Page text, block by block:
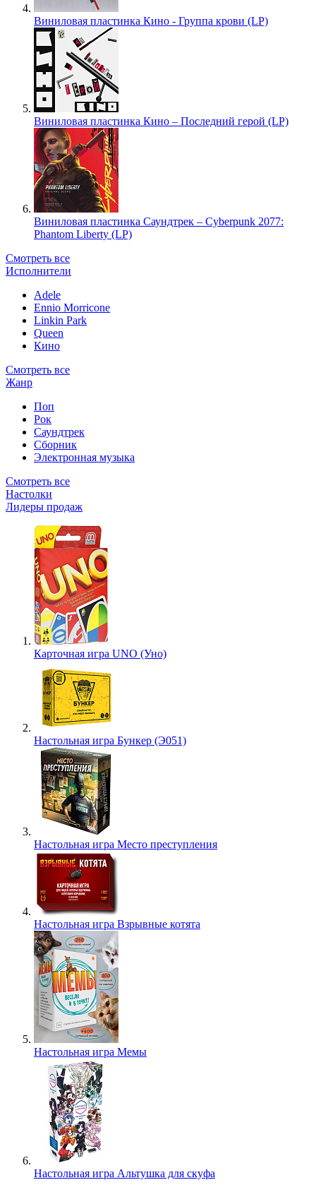
Виниловая пластинка Кино - Группа крови (LP)
Виниловая пластинка Кино – Последний герой (LP)
Виниловая пластинка Саундтрек – Cyberpunk 2077:
Phantom Liberty (LP)
Смотреть все
Исполнители
Adele
Ennio Morricone
Linkin Park
Queen
Кино
Смотреть все
Жанр
Поп
Рок
Саундтрек
Сборник
Электронная музыка
Смотреть все
Настолки
Лидеры продаж
Карточная игра UNO (Уно)
Настольная игра Бункер (Э051)
Настольная игра Место преступления
Настольная игра Взрывные котята
Настольная игра Мемы
Настольная игра Альтушка для скуфа